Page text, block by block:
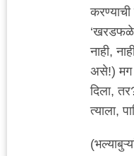
नाही,
असे!) मग
दिला,
त्याला,